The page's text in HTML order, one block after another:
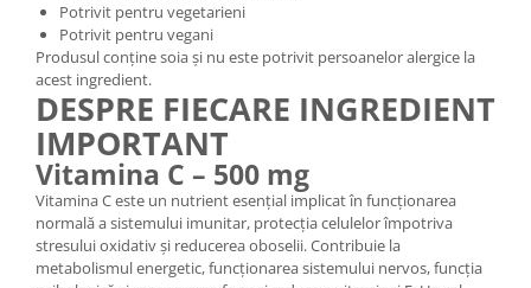
Potrivit pentru vegetarieni
Potrivit pentru vegani
Produsul conține soia și nu este potrivit persoanelor alergice la
acest ingredient.
DESPRE FIECARE INGREDIENT
IMPORTANT
Vitamina C – 500 mg
Vitamina C este un nutrient esențial implicat în funcționarea
normală a sistemului imunitar, protecția celulelor împotriva
stresului oxidativ și reducerea oboselii. Contribuie la
metabolismul energetic, funcționarea sistemului nervos, funcția